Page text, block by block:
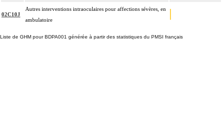
02C10J
Autres interventions intraoculaires pour affections sévères, en
ambulatoire
Liste de GHM pour BDPA001 générée à partir des statistiques du PMSI français